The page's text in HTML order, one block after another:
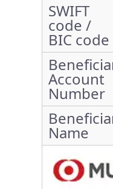
SWIFT
code /
BIC code
Account
Number
Name